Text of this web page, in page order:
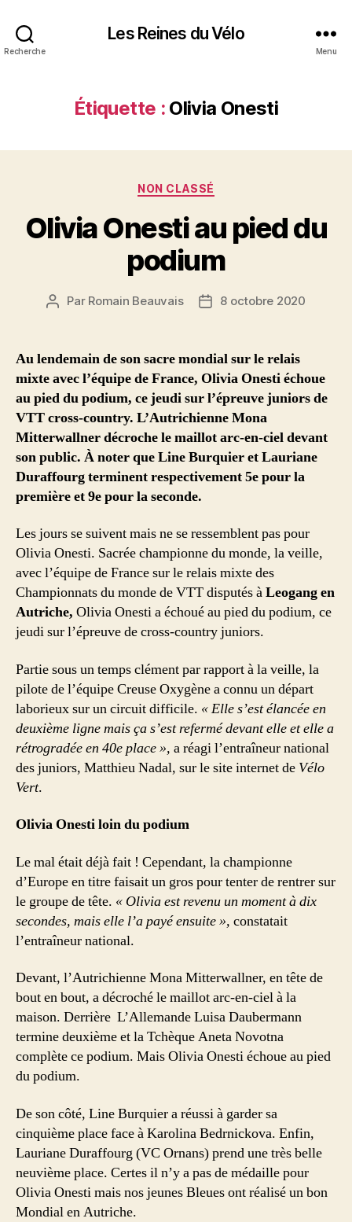
Recherche
Les Reines du Vélo
Menu
Étiquette : Olivia Onesti
Catégories
NON CLASSÉ
Olivia Onesti au pied du
podium
Auteur
Par Romain Beauvais
Date8 octobre 2020
Au lendemain de son sacre mondial sur le relais
mixte avec l’équipe de France, Olivia Onesti échoue
au pied du podium, ce jeudi sur l’épreuve juniors de
VTT cross-country. L’Autrichienne Mona
Mitterwallner décroche le maillot arc-en-ciel devant
son public. À noter que Line Burquier et Lauriane
Duraffourg terminent respectivement 5e pour la
première et 9e pour la seconde.
Les jours se suivent mais ne se ressemblent pas pour
Olivia Onesti. Sacrée championne du monde, la veille,
avec l’équipe de France sur le relais mixte des
Championnats du monde de VTT disputés àLeogang en
Autriche, Olivia Onesti a échoué au pied du podium, ce
jeudi sur l’épreuve de cross-country juniors.
Partie sous un temps clément par rapport à la veille, la
pilote de l’équipe Creuse Oxygène a connu un départ
laborieux sur un circuit difficile. « Elle s’est élancée en
deuxième ligne mais ça s’est refermé devant elle et elle a
rétrogradée en 40e place », a réagi l’entraîneur national
des juniors, Matthieu Nadal, sur le site internet de Vélo
Vert.
Olivia Onesti loin du podium
Le mal était déjà fait ! Cependant, la championne
d’Europe en titre faisait un gros pour tenter de rentrer sur
le groupe de tête. « Olivia est revenu un moment à dix
secondes, mais elle l’a payé ensuite », constatait
l’entraîneur national.
Devant, l’Autrichienne Mona Mitterwallner, en tête de
bout en bout, a décroché le maillot arc-en-ciel à la
maison. Derrière L’Allemande Luisa Daubermann
termine deuxième et la Tchèque Aneta Novotna
complète ce podium. Mais Olivia Onesti échoue au pied
du podium.
De son côté, Line Burquier a réussi à garder sa
cinquième place face à Karolina Bedrnickova. Enfin,
Lauriane Duraffourg (VC Ornans) prend une très belle
neuvième place. Certes il n’y a pas de médaille pour
Olivia Onesti mais nos jeunes Bleues ont réalisé un bon
Mondial en Autriche.